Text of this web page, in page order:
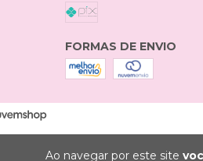
Ao navegar por este site
FORMAS DE ENVIO